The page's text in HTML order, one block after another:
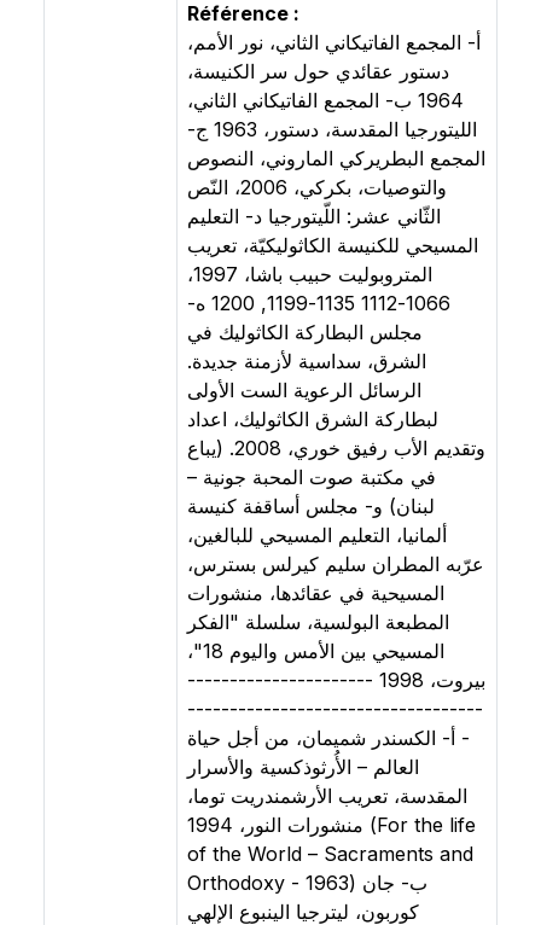
Référence :
‌أ- المجمع الفاتيكاني الثاني، نور الأمم،
دستور عقائدي حول سر الكنيسة،
1964 ‌ب- ‌المجمع الفاتيكاني الثاني،
الليتورجيا المقدسة، دستور، 1963 ‌ج-
المجمع البطريركي الماروني، النصوص
والتوصيات، بكركي، 2006، النّص
الثّاني عشر: اللّيتورجيا ‌د- التعليم
المسيحي للكنيسة الكاثوليكيّة، تعريب
المتروبوليت حبيب باشا، 1997،
1066-1112 1135-1199, 1200 ‌ه-
مجلس البطاركة الكاثوليك في
الشرق، سداسية لأزمنة جديدة.
الرسائل الرعوية الست الأولى
لبطاركة الشرق الكاثوليك، اعداد
وتقديم الأب رفيق خوري، 2008. (يباع
في مكتبة صوت المحبة جونية –
لبنان) ‌و- مجلس أساقفة كنيسة
ألمانيا، التعليم المسيحي للبالغين،
عرّبه المطران سليم كيرلس بسترس،
المسيحية في عقائدها، منشورات
المطبعة البولسية، سلسلة "الفكر
المسيحي بين الأمس واليوم 18"،
بيروت، 1998 ----------------------
-----------------------------------
- ‌أ- الكسندر شميمان، من أجل حياة
العالم – الأُرثوذكسية والأسرار
المقدسة، تعريب الأرشمندريت توما،
منشورات النور، 1994 (For the life
of the World – Sacraments and
Orthodoxy - 1963) ‌ب- جان
كوربون، ليترجيا الينبوع الإلهي